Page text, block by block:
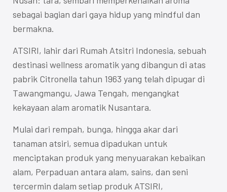
sebagai bagian dari gaya hidup yang mindful dan
bermakna.
ATSIRI, lahir dari Rumah Atsitri Indonesia, sebuah
destinasi wellness aromatik yang dibangun di atas
pabrik Citronella tahun 1963 yang telah dipugar di
Tawangmangu, Jawa Tengah, mengangkat
kekayaan alam aromatik Nusantara.
Mulai dari rempah, bunga, hingga akar dari
tanaman atsiri, semua dipadukan untuk
menciptakan produk yang menyuarakan kebaikan
alam, Perpaduan antara alam, sains, dan seni
tercermin dalam setiap produk ATSIRI,